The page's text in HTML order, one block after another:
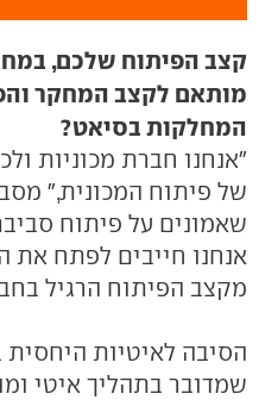
קצב הפיתוח שלכם,
מותאם לקצב המחקר
המחלקות בסיאט?
"אנחנו חברת מכוניות
של פיתוח המכונית,"
שאמונים על פיתוח
אנחנו חייבים לפתח את
מקצב הפיתוח הרגיל
הסיבה לאיטיות היחסית
שמדובר בתהליך איטי